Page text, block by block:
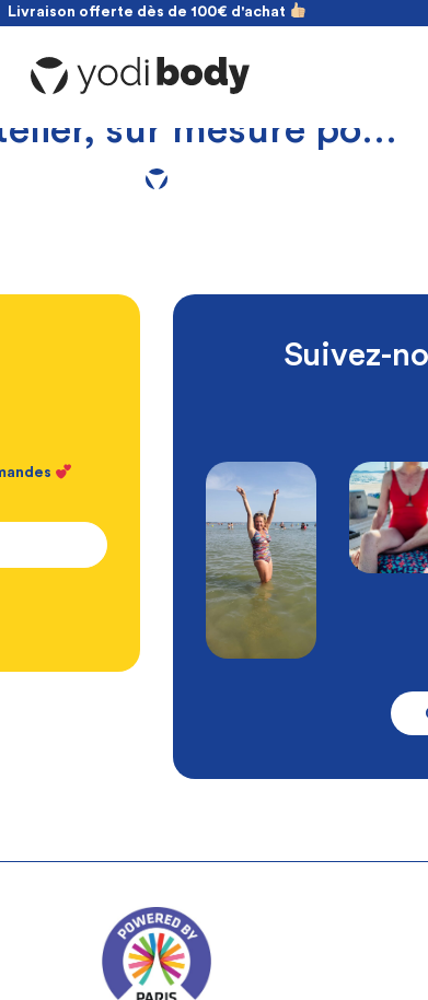
Livraison offerte dès de 100€ d'achat
Livraison offerte dès de 100€ d'achat
sur mesure po…
Suivez-